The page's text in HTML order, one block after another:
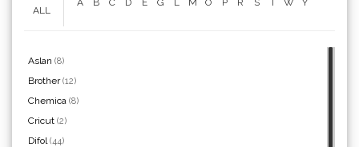
ALL
Aslan (8)
Brother(12)
Chemica (8)
Cricut (2)
Difol(44)